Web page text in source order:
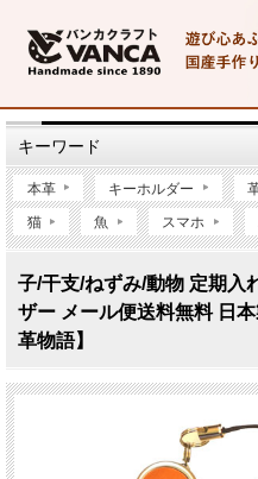
キーワード
本革 キーホルダー
猫 魚 スマホ
子/干支/ねずみ/動物 定期入
ザー メール便送料無料 日
革物語】